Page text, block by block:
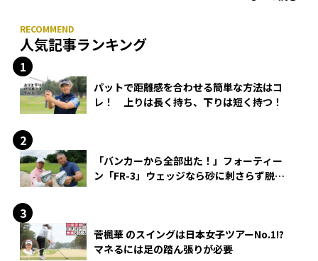
人気記事ランキング
パットで距離感を合わせる簡単な方法はコ
レ！ 上りは長く持ち、下りは短く持つ！
「バンカーから全部出た！」フォーティー
ン「FR-3」ウェッジなら砂に刺さらず脱出
菅楓華 のスイングは日本女子ツアーNo.1!?
マネるには足の踏ん張りが必要